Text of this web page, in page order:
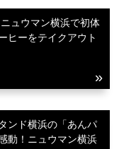
ュウマン横浜で初体
ヒーをテイクアウト
ンド横浜の「あんパ
動！ニュウマン横浜